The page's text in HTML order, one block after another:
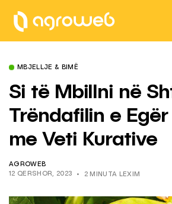
MBJELLJE & BIMË
Si të Mbillni në
Trëndafilin e Egër
me Veti Kurative
AGROWEB
12 QERSHOR, 2023
2 MINUTA LEXIM